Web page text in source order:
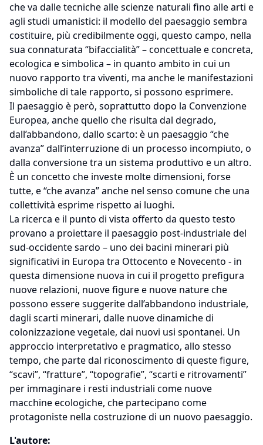
che va dalle tecniche alle scienze naturali fino alle arti e
agli studi umanistici: il modello del paesaggio sembra
costituire, più credibilmente oggi, questo campo, nella
sua connaturata “bifaccialità” – concettuale e concreta,
ecologica e simbolica – in quanto ambito in cui un
nuovo rapporto tra viventi, ma anche le manifestazioni
simboliche di tale rapporto, si possono esprimere.
Il paesaggio è però, soprattutto dopo la Convenzione
Europea, anche quello che risulta dal degrado,
dall’abbandono, dallo scarto: è un paesaggio “che
avanza” dall’interruzione di un processo incompiuto, o
dalla conversione tra un sistema produttivo e un altro.
È un concetto che investe molte dimensioni, forse
tutte, e “che avanza” anche nel senso comune che una
collettività esprime rispetto ai luoghi.
La ricerca e il punto di vista offerto da questo testo
provano a proiettare il paesaggio post-industriale del
sud-occidente sardo – uno dei bacini minerari più
significativi in Europa tra Ottocento e Novecento - in
questa dimensione nuova in cui il progetto prefigura
nuove relazioni, nuove figure e nuove nature che
possono essere suggerite dall’abbandono industriale,
dagli scarti minerari, dalle nuove dinamiche di
colonizzazione vegetale, dai nuovi usi spontanei. Un
approccio interpretativo e pragmatico, allo stesso
tempo, che parte dal riconoscimento di queste figure,
“scavi”, “fratture”, “topografie”, “scarti e ritrovamenti”
per immaginare i resti industriali come nuove
macchine ecologiche, che partecipano come
protagoniste nella costruzione di un nuovo paesaggio.
L'autore: